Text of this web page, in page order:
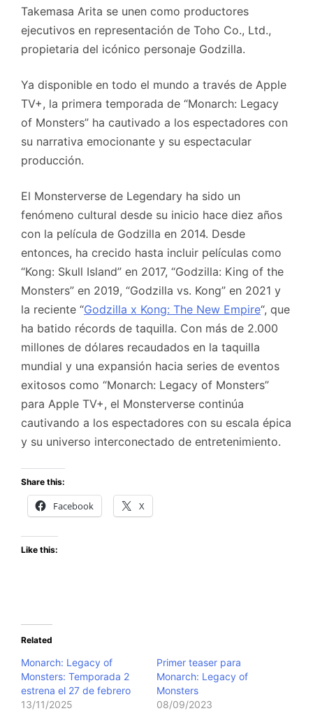
Takemasa Arita se unen como productores
ejecutivos en representación de Toho Co., Ltd.,
propietaria del icónico personaje Godzilla.
Ya disponible en todo el mundo a través de Apple
TV+, la primera temporada de “Monarch: Legacy
of Monsters” ha cautivado a los espectadores con
su narrativa emocionante y su espectacular
producción.
El Monsterverse de Legendary ha sido un
fenómeno cultural desde su inicio hace diez años
con la película de Godzilla en 2014. Desde
entonces, ha crecido hasta incluir películas como
“Kong: Skull Island” en 2017, “Godzilla: King of the
Monsters” en 2019, “Godzilla vs. Kong” en 2021 y
la reciente “Godzilla x Kong: The New Empire“, que
ha batido récords de taquilla. Con más de 2.000
millones de dólares recaudados en la taquilla
mundial y una expansión hacia series de eventos
exitosos como “Monarch: Legacy of Monsters”
para Apple TV+, el Monsterverse continúa
cautivando a los espectadores con su escala épica
y su universo interconectado de entretenimiento.
Share this:
Facebook X
Like this:
Related
Monarch: Legacy of
Monsters: Temporada 2
estrena el 27 de febrero
13/11/2025
Primer teaser para
Monarch: Legacy of
Monsters
08/09/2023